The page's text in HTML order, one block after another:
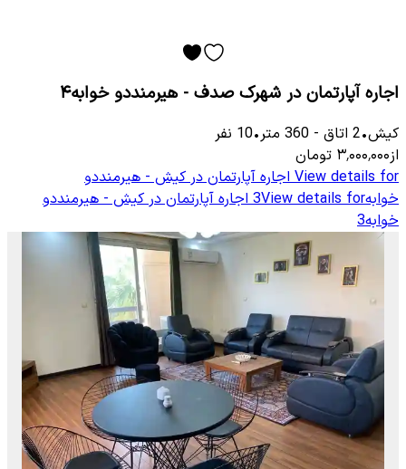
اجاره آپارتمان در شهرک صدف - هیرمنددو خوابه۴
کیش•
2 اتاق -
360 متر•
10 نفر
از۳٬۰۰۰٬۰۰۰ تومان
View details for اجاره آپارتمان در کیش - هیرمنددو
خوابه3View details for اجاره آپارتمان در کیش - هیرمنددو
خوابه3